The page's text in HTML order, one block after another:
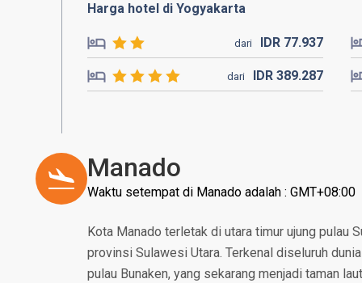
Harga hotel di Yogyakarta
dari IDR 77.937
dari IDR 389.287
Manado
Waktu setempat di Manado adalah : GMT+08:00
Kota Manado terletak di utara timur ujung pulau
provinsi Sulawesi Utara. Terkenal diseluruh
pulau Bunaken, yang sekarang menjadi taman